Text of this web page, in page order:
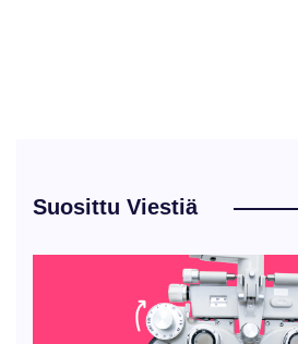
Suosittu Viestiä